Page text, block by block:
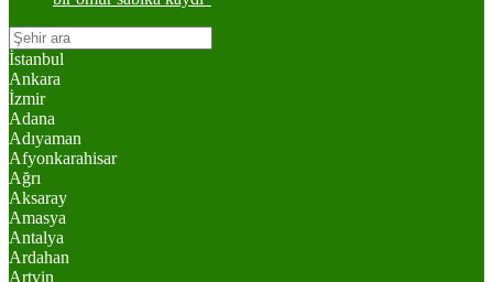
İstanbul
Ankara
İzmir
Adana
Adıyaman
Afyonkarahisar
Ağrı
Aksaray
Amasya
Antalya
Ardahan
Artvin